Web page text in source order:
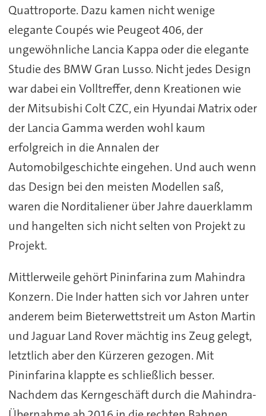
Quattroporte. Dazu kamen nicht wenige
elegante Coupés wie Peugeot 406, der
ungewöhnliche Lancia Kappa oder die elegante
Studie des BMW Gran Lusso. Nicht jedes Design
war dabei ein Volltreffer, denn Kreationen wie
der Mitsubishi Colt CZC, ein Hyundai Matrix oder
der Lancia Gamma werden wohl kaum
erfolgreich in die Annalen der
Automobilgeschichte eingehen. Und auch wenn
das Design bei den meisten Modellen saß,
waren die Norditaliener über Jahre dauerklamm
und hangelten sich nicht selten von Projekt zu
Projekt.
Mittlerweile gehört Pininfarina zum Mahindra
Konzern. Die Inder hatten sich vor Jahren unter
anderem beim Bieterwettstreit um Aston Martin
und Jaguar Land Rover mächtig ins Zeug gelegt,
letztlich aber den Kürzeren gezogen. Mit
Pininfarina klappte es schließlich besser.
Nachdem das Kerngeschäft durch die Mahindra-